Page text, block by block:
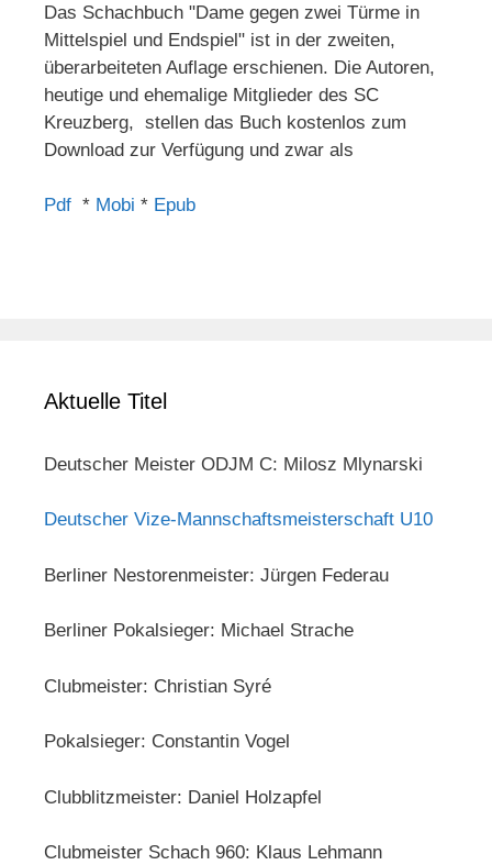
Das Schachbuch "Dame gegen zwei Türme in
Mittelspiel und Endspiel" ist in der zweiten,
überarbeiteten Auflage erschienen. Die Autoren,
heutige und ehemalige Mitglieder des SC
Kreuzberg, stellen das Buch kostenlos zum
Download zur Verfügung und zwar als
Pdf * Mobi * Epub
Aktuelle Titel
Deutscher Meister ODJM C: Milosz Mlynarski
Deutscher Vize-Mannschaftsmeisterschaft U10
Berliner Nestorenmeister: Jürgen Federau
Berliner Pokalsieger: Michael Strache
Clubmeister: Christian Syré
Pokalsieger: Constantin Vogel
Clubblitzmeister: Daniel Holzapfel
Clubmeister Schach 960: Klaus Lehmann